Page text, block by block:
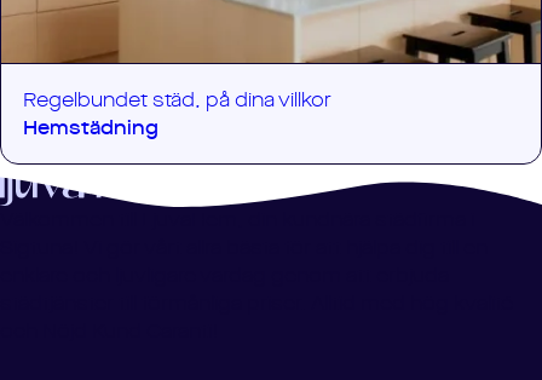
Regelbundet städ, på dina villkor
Hemstädning